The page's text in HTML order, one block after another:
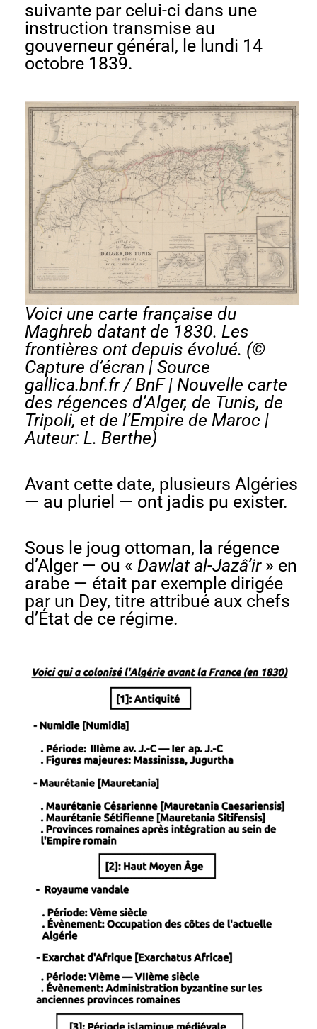
suivante par celui-ci dans une
instruction transmise au
gouverneur général, le lundi 14
octobre 1839.
Voici une carte française du
Maghreb datant de 1830. Les
frontières ont depuis évolué. (©
Capture d’écran | Source
gallica.bnf.fr / BnF | Nouvelle carte
des régences d’Alger, de Tunis, de
Tripoli, et de l’Empire de Maroc |
Auteur: L. Berthe)
Avant cette date, plusieurs Algéries
— au pluriel — ont jadis pu exister.
Sous le joug ottoman, la régence
d’Alger — ou « Dawlat al-Jazâ’ir» en
arabe — était par exemple dirigée
par un Dey, titre attribué aux chefs
d’État de ce régime.